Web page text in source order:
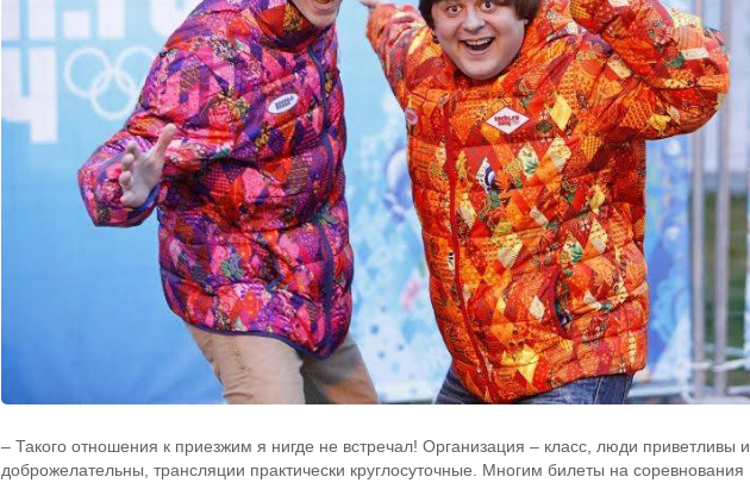
– Такого отношения к приезжим я нигде не встречал! Организация – класс, люди приветливы и
доброжелательны, трансляции практически круглосуточные. Многим билеты на соревнования